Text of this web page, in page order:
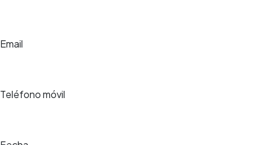
Email
Teléfono móvil